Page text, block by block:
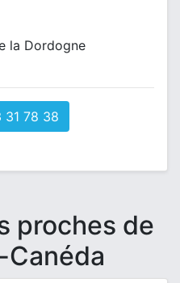
la Dordogne
31 78 38
proches de